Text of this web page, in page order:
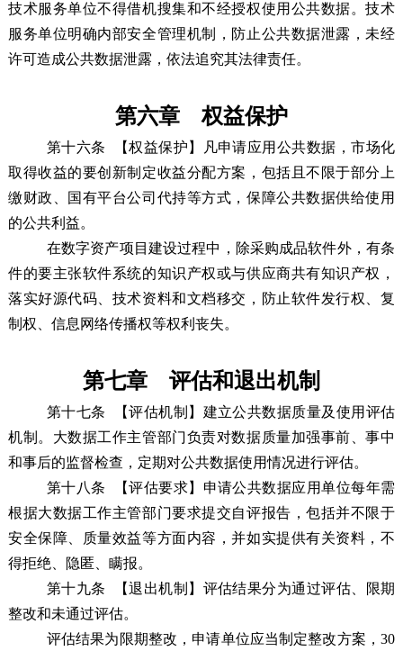
技术服务单位不得借机搜集和不经授权使用公共数据。技术
服务单位明确内部安全管理机制，防止公共数据泄露，未经
许可造成公共数据泄露，依法追究其法律责任。
第六章 权益保护
第十六条
【权益保护】凡申请应用公共数据，市场化
取得收益的要创新制定收益分配方案，包括且不限于部分上
缴财政、国有平台公司代持等方式，保障公共数据供给使用
的公共利益。
在数字资产项目建设过程中，除采购成品软件外，有条
件的要主张软件系统的知识产权或与供应商共有知识产权，
落实好源代码、技术资料和文档移交，防止软件发行权、复
制权、信息网络传播权等权利丧失。
第七章 评估和退出机制
第十七条
【评估机制】建立公共数据质量及使用评估
机制。大数据工作主管部门负责对数据质量加强事前、事中
和事后的监督检查，定期对公共数据使用情况进行评估。
第十八条
【评估要求】申请公共数据应用单位每年需
根据大数据工作主管部门要求提交自评报告，包括并不限于
安全保障、质量效益等方面内容，并如实提供有关资料，不
得拒绝、隐匿、瞒报。
第十九条
【退出机制】评估结果分为通过评估、限期
整改和未通过评估。
评估结果为限期整改，申请单位应当制定整改方案，30